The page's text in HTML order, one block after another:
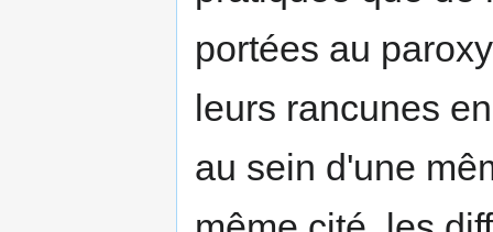
portées au
leurs rancunes
au sein d'une